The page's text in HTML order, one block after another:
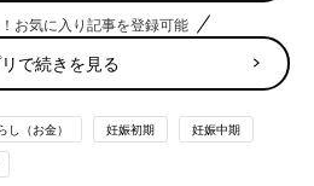
フォームは大家さんが負担してくれ
かからない
産にはならない
お気に入り記事を登録可能
で続きを見る
し（お金） 妊娠初期 妊娠中期